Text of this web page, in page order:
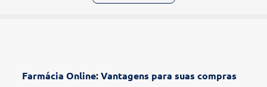
Farmácia Online: Vantagens para suas compras